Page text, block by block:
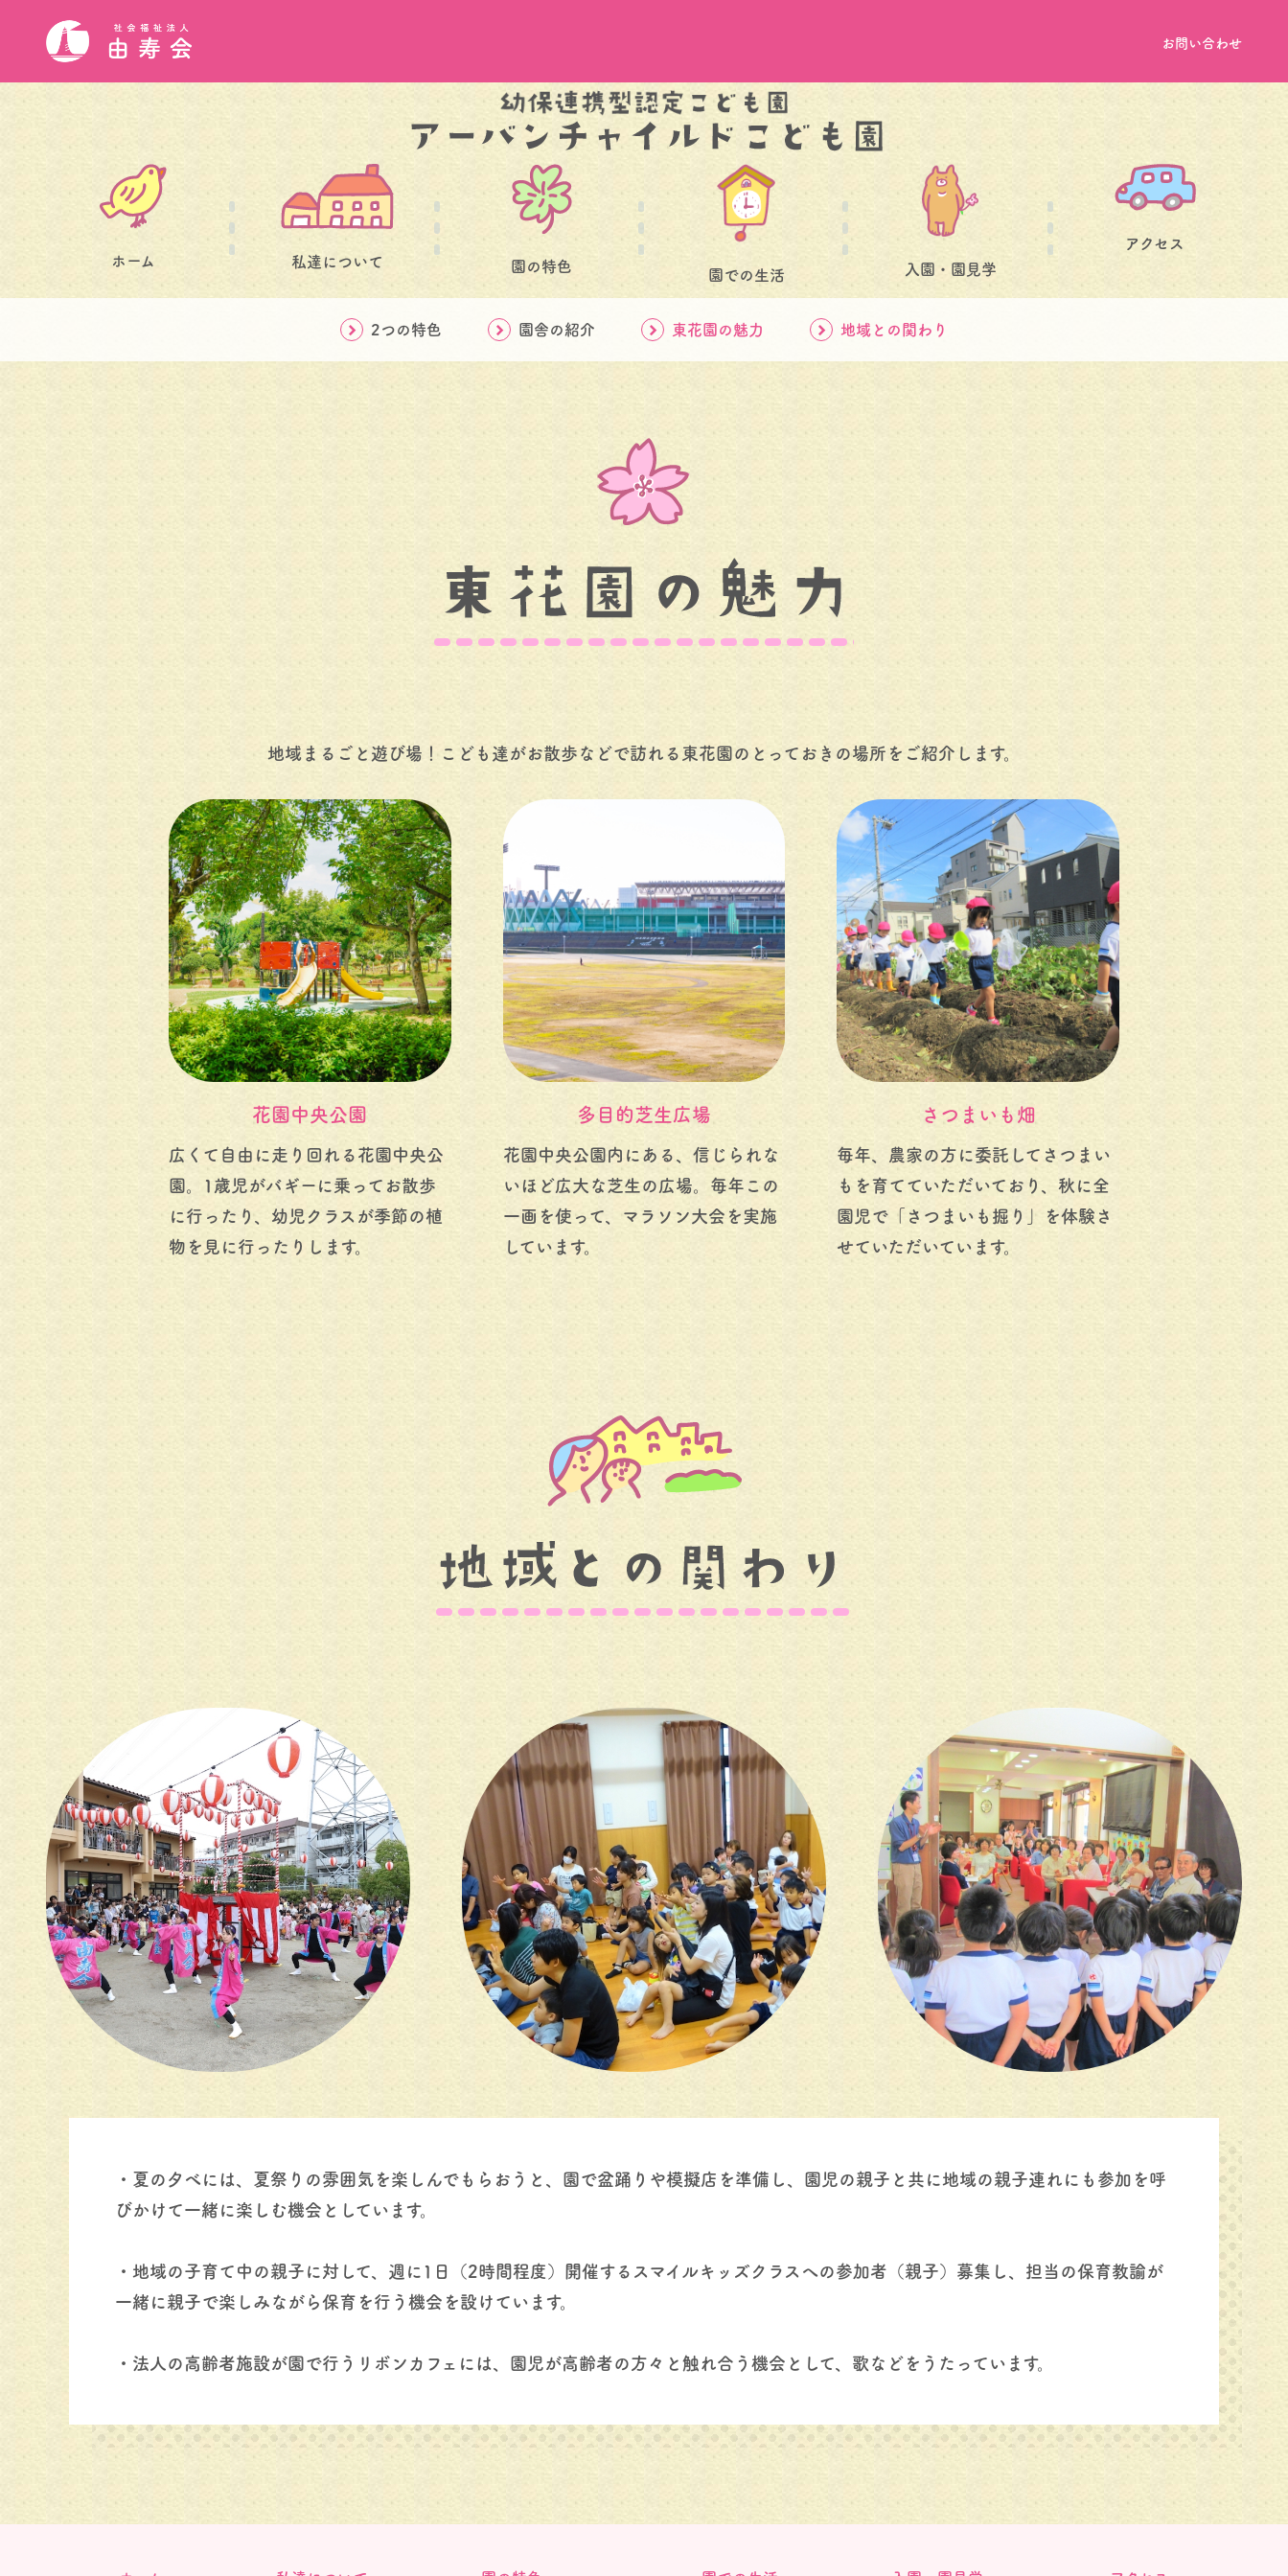
お問い合わせ
ホーム 私達について 園の特色
園での生活 入園・園見学
アクセス
2つの特色 園舎の紹介 東花園の魅力 地域との関わり
地域まるごと遊び場！こども達がお散歩などで訪れる東花園のとっておきの場所をご紹介します。
花園中央公園
広くて自由に走り回れる花園中央公
園。1歳児がバギーに乗ってお散歩
に行ったり、幼児クラスが季節の植
物を見に行ったりします。
多目的芝生広場
花園中央公園内にある、信じられな
いほど広大な芝生の広場。毎年この
一画を使って、マラソン大会を実施
しています。
さつまいも畑
毎年、農家の方に委託してさつまい
もを育てていただいており、秋に全
園児で「さつまいも掘り」を体験さ
せていただいています。
・夏の夕べには、夏祭りの雰囲気を楽しんでもらおうと、園で盆踊りや模擬店を準備し、園児の親子と共に地域の親子連れにも参加を呼
びかけて一緒に楽しむ機会としています。
・地域の子育て中の親子に対して、週に1日（2時間程度）開催するスマイルキッズクラスへの参加者（親子）募集し、担当の保育教諭が
一緒に親子で楽しみながら保育を行う機会を設けています。
・法人の高齢者施設が園で行うリボンカフェには、園児が高齢者の方々と触れ合う機会として、歌などをうたっています。